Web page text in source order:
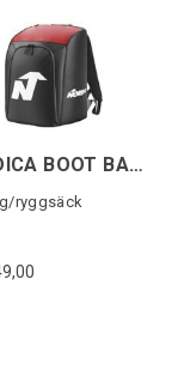
NORDICA BOOT BACKPACK LITE Svart/Röd
ryggsäck